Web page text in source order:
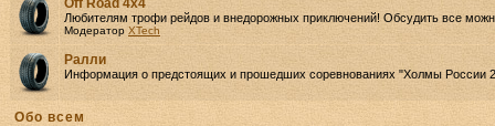
Off Road 4х4
Любителям трофи рейдов и внедорожных приключений! Обсудить все
Модератор XTech
Ралли
Информация о предстоящих и прошедших соревнованиях "Холмы России
Oбо всем